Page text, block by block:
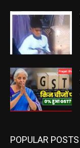
POPULAR POSTS